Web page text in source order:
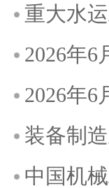
重大水
2026年6
2026年6
装备制
中国机